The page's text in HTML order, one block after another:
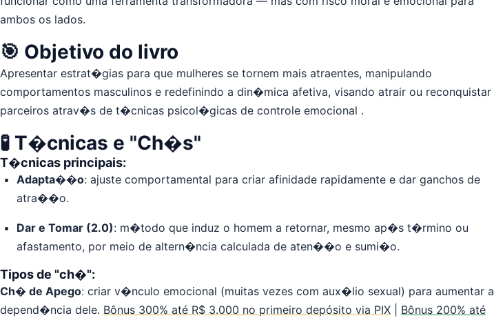
ambos os lados.
🎯 Objetivo do livro
Apresentar estrat�gias para que mulheres se tornem mais atraentes, manipulando
comportamentos masculinos e redefinindo a din�mica afetiva, visando atrair ou reconquistar
parceiros atrav�s de t�cnicas psicol�gicas de controle emocional .
🧪 T�cnicas e "Ch�s"
T�cnicas principais:
Adapta��o: ajuste comportamental para criar afinidade rapidamente e dar ganchos de
atra��o.
Dar e Tomar (2.0): m�todo que induz o homem a retornar, mesmo ap�s t�rmino ou
afastamento, por meio de altern�ncia calculada de aten��o e sumi�o.
Tipos de "ch�":
Ch� de Apego: criar v�nculo emocional (muitas vezes com aux�lio sexual) para aumentar a
depend�ncia dele. Bônus 300% até R$ 3.000 no primeiro depósito via PIX
Bônus 200% até